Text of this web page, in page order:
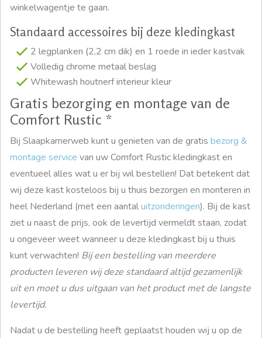
winkelwagentje te gaan.
Standaard accessoires bij deze kledingkast
2 legplanken (2,2 cm dik) en 1 roede in ieder kastvak
Volledig chrome metaal beslag
Whitewash houtnerf interieur kleur
Gratis bezorging en montage van de
Comfort Rustic *
Bij Slaapkamerweb kunt u genieten van de gratis bezorg &
montage service van uw Comfort Rustic kledingkast en
eventueel alles wat u er bij wil bestellen! Dat betekent dat
wij deze kast kosteloos bij u thuis bezorgen en monteren in
heel Nederland (met een aantaluitzonderingen). Bij de kast
ziet u naast de prijs, ook de levertijd vermeldt staan, zodat
u ongeveer weet wanneer u deze kledingkast bij u thuis
kunt verwachten! Bij een bestelling van meerdere
producten leveren wij deze standaard altijd gezamenlijk
uit en moet u dus uitgaan van het product met de langste
levertijd.
Nadat u de bestelling heeft geplaatst houden wij u op de